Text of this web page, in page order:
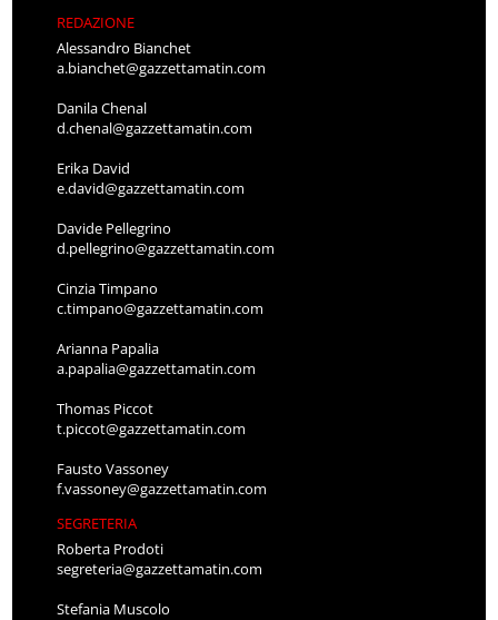
REDAZIONE
Alessandro Bianchet
a.bianchet@gazzettamatin.com
Danila Chenal
d.chenal@gazzettamatin.com
Erika David
e.david@gazzettamatin.com
Davide Pellegrino
d.pellegrino@gazzettamatin.com
Cinzia Timpano
c.timpano@gazzettamatin.com
Arianna Papalia
a.papalia@gazzettamatin.com
Thomas Piccot
t.piccot@gazzettamatin.com
Fausto Vassoney
f.vassoney@gazzettamatin.com
SEGRETERIA
Roberta Prodoti
segreteria@gazzettamatin.com
Stefania Muscolo